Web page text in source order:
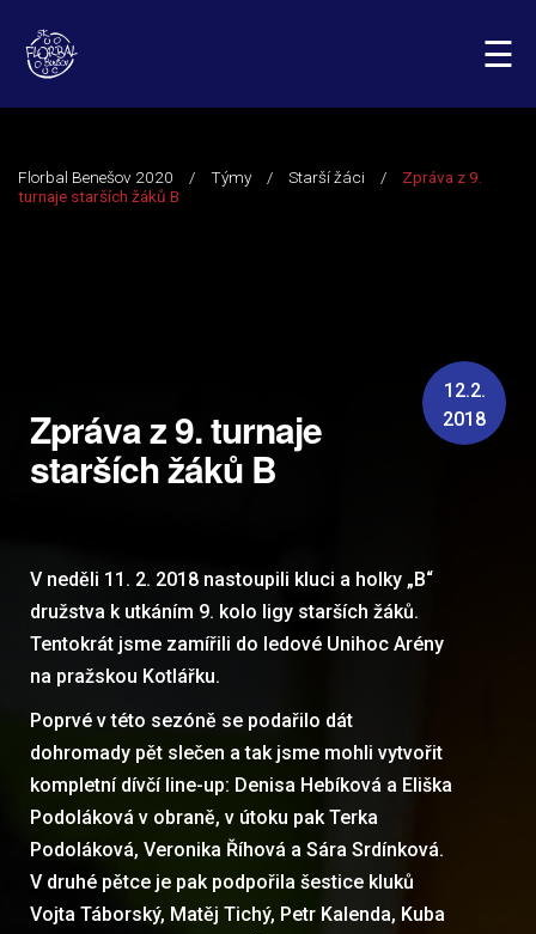
☰
Zpráva z 9. turnaje
starších žáků B
12.2.
2018
V neděli 11. 2. 2018 nastoupili kluci a holky „B“
družstva k utkáním 9. kolo ligy starších žáků.
Tentokrát jsme zamířili do ledové Unihoc Arény
na pražskou Kotlářku.
Poprvé v této sezóně se podařilo dát
dohromady pět slečen a tak jsme mohli vytvořit
kompletní dívčí line-up: Denisa Hebíková a Eliška
Podoláková v obraně, v útoku pak Terka
Podoláková, Veronika Říhová a Sára Srdínková.
V druhé pětce je pak podpořila šestice kluků
Vojta Táborský, Matěj Tichý, Petr Kalenda, Kuba